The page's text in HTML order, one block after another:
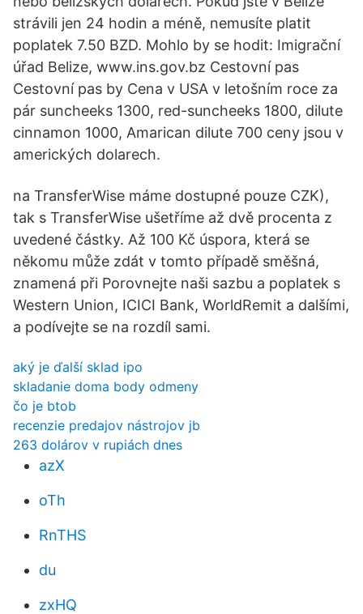
strávili jen 24 hodin a méně, nemusíte platit
poplatek 7.50 BZD. Mohlo by se hodit: Imigrační
úřad Belize, www.ins.gov.bz Cestovní pas
Cestovní pas by Cena v USA v letošním roce za
pár suncheeks 1300, red-suncheeks 1800, dilute
cinnamon 1000, Amarican dilute 700 ceny jsou v
amerických dolarech.
na TransferWise máme dostupné pouze CZK),
tak s TransferWise ušetříme až dvě procenta z
uvedené částky. Až 100 Kč úspora, která se
někomu může zdát v tomto případě směšná,
znamená při Porovnejte naši sazbu a poplatek s
Western Union, ICICI Bank, WorldRemit a dalšími,
a podívejte se na rozdíl sami.
aký je ďalší sklad ipo
skladanie doma body odmeny
čo je btob
recenzie predajov nástrojov jb
263 dolárov v rupiách dnes
azX
oTh
RnTHS
du
zxHQ